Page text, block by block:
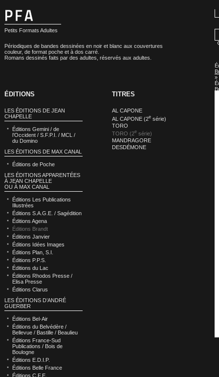
Petits Formats Adultes
Périodiques de bandes dessinées en noir et blanc aux couvertures
couleur, de format poche et à dos carré.
Romans dessinés faits par des adultes, réservés aux adultes.
»
ÉDITIONS
LES ÉDITIONS DE JEAN
CHAPELLE
Éditions Gemini / de
l’Occident / S.F.P.I. / MCL /
du Domino
LES ÉDITIONS DE MAX CANAL
Éditions de Poche
LES ÉDITIONS APPARENTÉES
À JEAN CHAPELLE
OU À MAX CANAL
Éditions Les Publications
Illustrées
Éditions S.A.G.E. / Sagédition
Éditions Agena
Éditions Brandt
Éditions Janvier
Éditions Idées Images
Éditions Plan, S.I.
Éditions P.P.S.
Éditions du Lac
Éditions Rhodos Presse /
Elisa Presse
Éditions Clarus
LES ÉDITIONS D’ANDRÉ
GUERBER
Éditions Bel-Air
Éditions du Belvédère /
Bellevue / Bastille / Beaulieu
Éditions France-Sud
Publications / Bois de
Boulogne
Éditions E.D.I.P.
Éditions Belle France
Éditions C.F.E.
TITRES
AL CAPONE
AL CAPONE (2esérie)
TORO
TORO (2esérie)
MANDRAGORE
DESDÉMONE